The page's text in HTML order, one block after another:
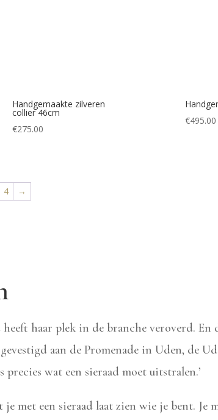
Handgemaakte zilveren
collier 46cm
€275.00
€495.00
4 →
haar plek in de branche veroverd. En
aan de Promenade in Uden, de
precies wat een sieraad moet uitstralen.’
je met een sieraad laat zien wie je bent. Je